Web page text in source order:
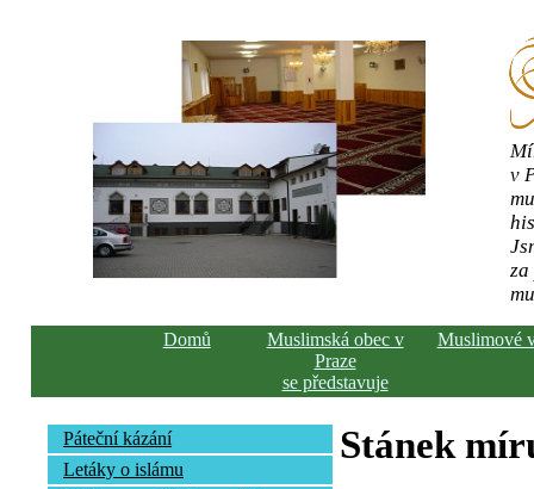
v
Domů
Muslimská obec v
Praze
se představuje
Muslimové
Páteční kázání
Letáky o islámu
Stánek